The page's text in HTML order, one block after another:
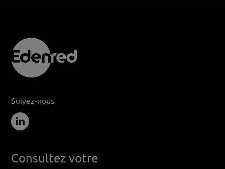
Suivez-nous
Consultez votre